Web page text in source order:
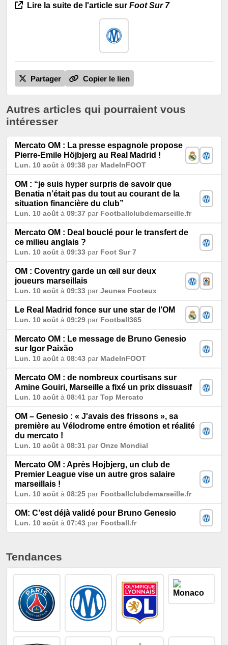
Lire la suite de l'article sur Foot Sur 7
Partager Copier le lien
Autres articles qui pourraient vous
intéresser
Mercato OM : La presse espagnole propose
Pierre-Emile Höjbjerg au Real Madrid !
Lun. 10 août à 09:38 par MadeInFOOT
OM : “je suis hyper surpris de savoir que
Benatia n’était pas du tout au courant de la
situation financière du club”
Lun. 10 août à 09:37 par Footballclubdemarseille.fr
Mercato OM : Deal bouclé pour le transfert de
ce milieu anglais ?
Lun. 10 août à 09:33 par Foot Sur 7
OM : Coventry garde un œil sur deux
joueurs marseillais
Lun. 10 août à 09:33 par Jeunes Footeux
Le Real Madrid fonce sur une star de l’OM
Lun. 10 août à 09:29 par Football365
Mercato OM : Le message de Bruno Genesio
sur Igor Paixão
Lun. 10 août à 08:43 par MadeInFOOT
Mercato OM : de nombreux courtisans sur
Amine Gouiri, Marseille a fixé un prix dissuasif
Lun. 10 août à 08:41 par Top Mercato
OM – Genesio : « J'avais des frissons », sa
première au Vélodrome entre émotion et réalité
du mercato !
Lun. 10 août à 08:31 par Onze Mondial
Mercato OM : Après Hojbjerg, un club de
Premier League vise un autre gros salaire
marseillais !
Lun. 10 août à 08:25 par Footballclubdemarseille.fr
OM: C’est déjà validé pour Bruno Genesio
Lun. 10 août à 07:43 par Football.fr
Tendances